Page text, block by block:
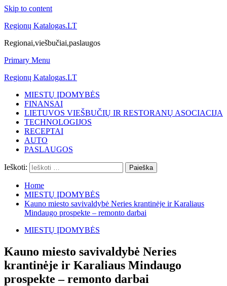
Skip to content
Regionų Katalogas.LT
Regionai,viešbučiai,paslaugos
Primary Menu
Regionų Katalogas.LT
MIESTŲ ĮDOMYBĖS
FINANSAI
LIETUVOS VIEŠBUČIŲ IR RESTORANŲ ASOCIACIJA
TECHNOLOGIJOS
RECEPTAI
AUTO
PASLAUGOS
Ieškoti:
Home
MIESTŲ ĮDOMYBĖS
Kauno miesto savivaldybė Neries krantinėje ir Karaliaus
Mindaugo prospekte – remonto darbai
MIESTŲ ĮDOMYBĖS
Kauno miesto savivaldybė Neries
krantinėje ir Karaliaus Mindaugo
prospekte – remonto darbai